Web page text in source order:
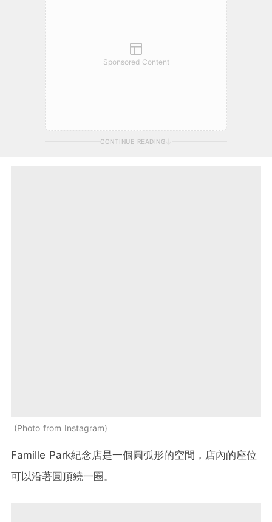
Sponsored Content
CONTINUE READING
Photo from Instagram
Famille Park紀念店是一個圓弧形的空間，店內的座位
可以沿著圓頂繞一圈。